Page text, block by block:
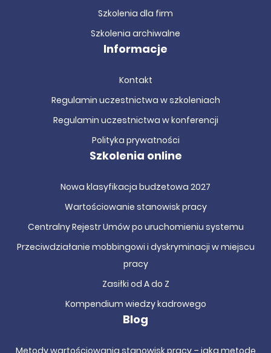
Szkolenia dla firm
Szkolenia archiwalne
Informacje
Kontakt
Regulamin uczestnictwa w szkoleniach
Regulamin uczestnictwa w konferencji
Polityka prywatności
Szkolenia online
Nowa klasyfikacja budżetowa 2027
Wartościowanie stanowisk pracy
Centralny Rejestr Umów po uruchomieniu systemu
Przeciwdziałanie mobbingowi i dyskryminacji w miejscu
pracy
Zasiłki od A do Z
Kompendium wiedzy kadrowego
Blog
Metody wartościowania stanowisk pracy – jaką metodę